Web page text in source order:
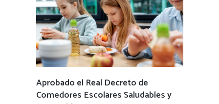
Aprobado el Real Decreto de
Comedores Escolares Saludables y